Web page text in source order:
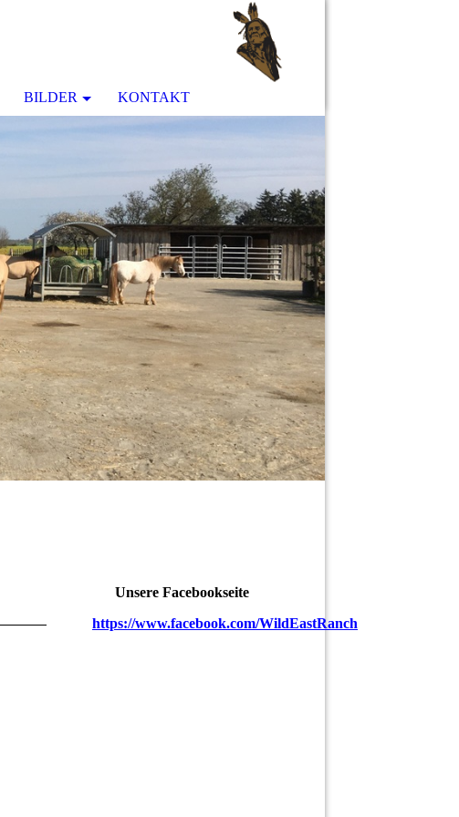
BILDER KONTAKT
Unsere Facebookseite
https://www.facebook.com/WildEastRanch